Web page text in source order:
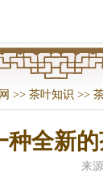
>> 茶叶知识 >>
种全新
来